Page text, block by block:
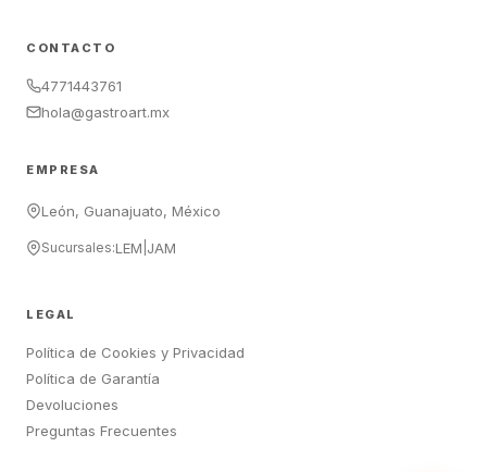
CONTACTO
4771443761
hola@gastroart.mx
EMPRESA
León, Guanajuato, México
Sucursales:LEM JAM
LEGAL
Política de Cookies y Privacidad
Política de Garantía
Devoluciones
Preguntas Frecuentes